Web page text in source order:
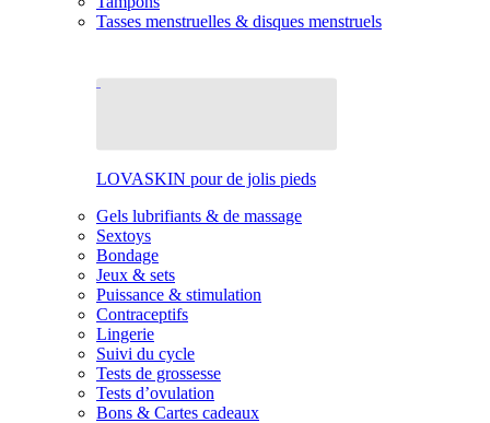
Tasses menstruelles & disques menstruels
LOVASKIN pour de jolis pieds
Gels lubrifiants & de massage
Sextoys
Bondage
Jeux & sets
Puissance & stimulation
Contraceptifs
Lingerie
Suivi du cycle
Tests de grossesse
Tests d’ovulation
Bons & Cartes cadeaux